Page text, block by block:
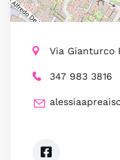
Via Gianturco
347 983 3816